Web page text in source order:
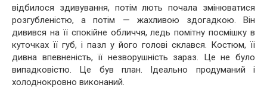
відбилося здивування, потім лють почала змінюватися
розгубленістю, а потім — жахливою здогадкою. Він
дивився на її спокійне обличчя, ледь помітну посмішку в
куточках її губ, і пазл у його голові склався. Костюм, її
дивна впевненість, її незворушність зараз. Це не було
випадковістю. Це був план. Ідеально продуманий і
холоднокровно виконаний.